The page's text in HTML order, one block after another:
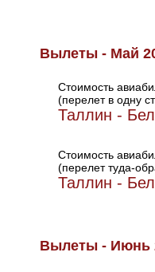
Вылеты - Май
Стоимость
(перелет в одну
Таллин -
Стоимость
(перелет туда-
Таллин -
Вылеты - Июнь